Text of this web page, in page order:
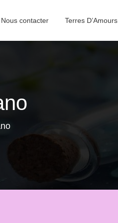
Nous contacter Terres D’Amours